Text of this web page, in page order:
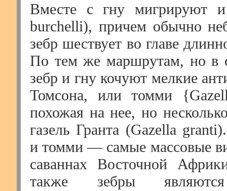
Вместе с гну мигрируют
burchelli), причем обычно
зебр шествует во главе
По тем же маршрутам, но в
зебр и гну кочуют мелкие
Томсона, или томми
похожая на нее, но
газель Гранта (Gazella
и томми — самые массовые
саваннах Восточной
также зебры